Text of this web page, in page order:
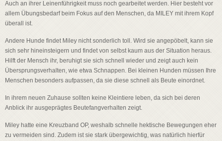
Auch an ihrer Leinenführigkeit muss noch gearbeitet werden. Hier besteht vor
allem Übungsbedarf beim Fokus auf den Menschen, da MILEY mit ihrem Kopf
überall ist.
Andere Hunde findet Miley nicht sonderlich toll. Wird sie angepöbelt, kann sie
sich sehr hineinsteigern und findet von selbst kaum aus der Situation heraus.
Hilft der Mensch ihr, beruhigt sie sich schnell wieder und zeigt auch kein
Übersprungsverhalten, wie etwa Schnappen. Bei kleinen Hunden müssen Ihre
Menschen besonders aufpassen, da sie diese schnell als Beute einordnet.
In ihrem neuen Zuhause sollten keine Kleintiere leben, da sich bei deren
Anblick ihr ausgeprägtes Beutefangverhalten zeigt.
Miley hatte eine Kreuzband OP, weshalb schnelle hektische Bewegungen eher
zu vermeiden sind. Zudem ist sie stark übergewichtig, was natürlich hierfür